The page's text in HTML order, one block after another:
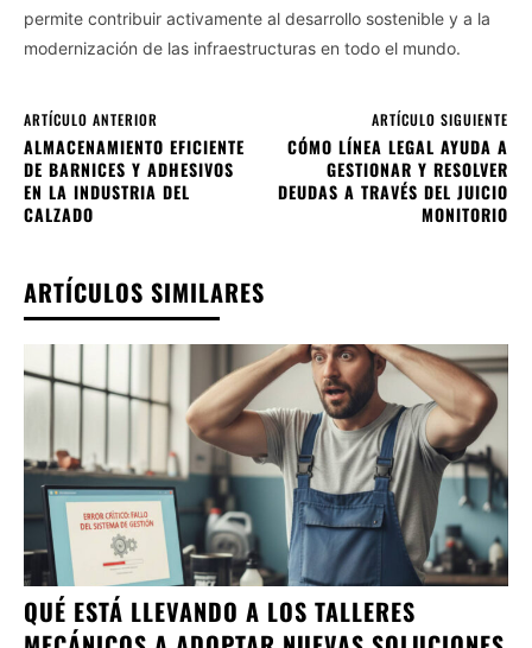
permite contribuir activamente al desarrollo sostenible y a la
modernización de las infraestructuras en todo el mundo.
ARTÍCULO ANTERIOR
ALMACENAMIENTO EFICIENTE
DE BARNICES Y ADHESIVOS
EN LA INDUSTRIA DEL
CALZADO
ARTÍCULO SIGUIENTE
CÓMO LÍNEA LEGAL AYUDA A
GESTIONAR Y RESOLVER
DEUDAS A TRAVÉS DEL JUICIO
MONITORIO
ARTÍCULOS SIMILARES
QUÉ ESTÁ LLEVANDO A LOS TALLERES